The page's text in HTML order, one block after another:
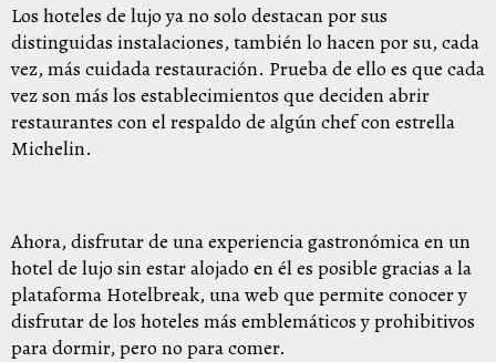
Los hoteles de lujo ya no solo destacan por sus
distinguidas instalaciones, también lo hacen por su, cada
vez, más cuidada restauración. Prueba de ello es que cada
vez son más los establecimientos que deciden abrir
restaurantes con el respaldo de algún chef con estrella
Michelin.
Ahora, disfrutar de una experiencia gastronómica en un
hotel de lujo sin estar alojado en él es posible gracias a la
plataforma Hotelbreak, una web que permite conocer y
disfrutar de los hoteles más emblemáticos y prohibitivos
para dormir, pero no para comer.